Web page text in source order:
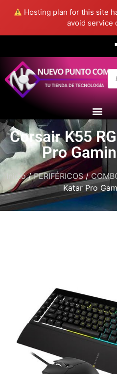
Hosting plan for this site
avoid service
- Medellín
Corsair K55
Pro
Inicio/PERIFÉRICOS/
Katar Pro